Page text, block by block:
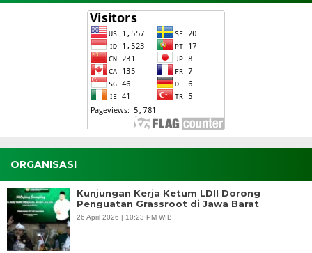
ORGANISASI
Kunjungan Kerja Ketum LDII Dorong
Penguatan Grassroot di Jawa Barat
26 April 2026 | 10:23 PM WIB